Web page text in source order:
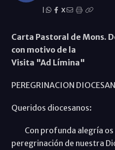
X
Carta Pastoral de Mons.
con motivo de la
Visita "Ad Límina"
PEREGRINACION
Queridos diocesanos:
Con profunda alegría os
peregrinación de nuestra